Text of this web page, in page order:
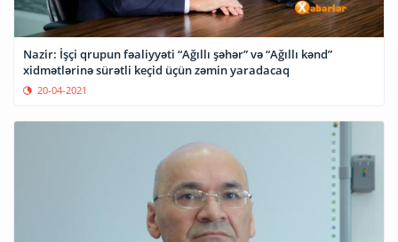
Nazir: İşçi qrupun fəaliyyəti “Ağıllı şəhər” və “Ağıllı kənd”
xidmətlərinə sürətli keçid üçün zəmin yaradacaq
20-04-2021